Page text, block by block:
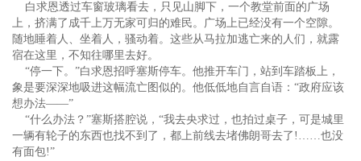
白求恩透过车窗玻璃看去，只见山脚下，一个教堂前面的广场
上，挤满了成千上万无家可归的难民。广场上已经没有一个空隙。
随地睡着人、坐着人，骚动着。这些从马拉加逃亡来的人们，就露
宿在这里，不知往哪里去好。
“停一下。”白求恩招呼塞斯停车。他推开车门，站到车踏板上，
象是要深深地吸进这幅流亡图似的。他低低地自言自语：“政府应该
想办法——”
“什么办法？”塞斯搭腔说，“我去央求过，也拍过桌子，可是城里
一辆有轮子的东西也找不到了，都上前线去堵佛朗哥去了!……也没
有面包!”